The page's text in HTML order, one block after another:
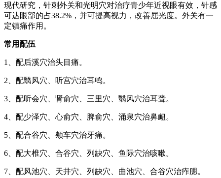
现代研究，针刺外关和光明穴对治疗青少年近视眼有效，针感
可达眼部的占38.2%，并可提高视力，改善屈光度。外关有一
定镇痛作用。
常用配伍
1、配后溪穴治头目痛。
2、配翳风穴、听宫穴治耳鸣。
3、配听会穴、肾俞穴、三里穴、翳风穴治耳聋。
4、配少泽穴、心俞穴、脾俞穴、涌泉穴治鼻衄。
5、配合谷穴、颊车穴治牙痛。
6、配大椎穴、合谷穴、列缺穴、鱼际穴治咳嗽。
7、配风池穴、天井穴、列缺穴、曲池穴、合谷穴治痄腮。